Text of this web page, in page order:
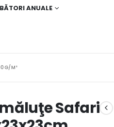
ANUALE
M²
Safari